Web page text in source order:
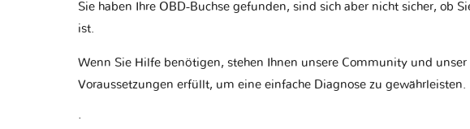
Sie haben Ihre OBD-Buchse gefunden, sind sich aber nicht sicher, ob
ist.
Wenn Sie Hilfe benötigen, stehen Ihnen unsere Community und
Voraussetzungen erfüllt, um eine einfache Diagnose zu gewährleisten.
.